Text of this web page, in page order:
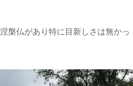
槃仏があり特に目新しさは無かっ